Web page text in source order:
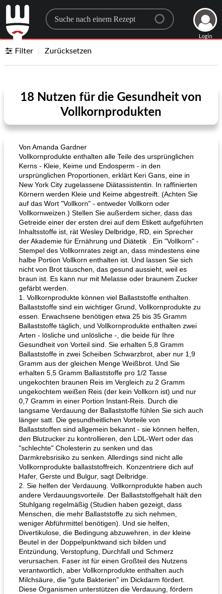
Search for a recipe
Login
Filter Zurücksetzen
18 Nutzen für die Gesundheit von
Vollkornprodukten
Von Amanda Gardner
Vollkornprodukte enthalten alle Teile des ursprünglichen
Kerns - Kleie, Keime und Endosperm - in den
ursprünglichen Proportionen, erklärt Keri Gans, eine in
New York City zugelassene Diätassistentin. In raffinierten
Körnern werden Kleie und Keime abgestreift. (Achten Sie
auf das Wort "Vollkorn" - entweder Vollkorn oder
Vollkornweizen.) Stellen Sie außerdem sicher, dass das
Getreide einer der ersten drei auf dem Etikett aufgeführten
Inhaltsstoffe ist, rät Wesley Delbridge, RD, ein Sprecher
der Akademie für Ernährung und Diätetik . Ein "Vollkorn" -
Stempel des Vollkornrates zeigt an, dass mindestens eine
halbe Portion Vollkorn enthalten ist. Und lassen Sie sich
nicht von Brot täuschen, das gesund aussieht, weil es
braun ist. Es kann nur mit Melasse oder braunem Zucker
gefärbt werden.
1. Vollkornprodukte können viel Ballaststoffe enthalten.
Ballaststoffe sind ein wichtiger Grund, Vollkornprodukte zu
essen. Erwachsene benötigen etwa 25 bis 35 Gramm
Ballaststoffe täglich, und Vollkornprodukte enthalten zwei
Arten - lösliche und unlösliche -, die beide für Ihre
Gesundheit von Vorteil sind. Sie erhalten 5,8 Gramm
Ballaststoffe in zwei Scheiben Schwarzbrot, aber nur 1,9
Gramm aus der gleichen Menge Weißbrot. Und Sie
erhalten 5,5 Gramm Ballaststoffe pro 1/2 Tasse
ungekochten braunen Reis im Vergleich zu 2 Gramm
ungekochtem weißen Reis (der kein Vollkorn ist) und nur
0,7 Gramm in einer Portion Instant-Reis. Durch die
langsame Verdauung der Ballaststoffe fühlen Sie sich auch
länger satt. Die gesundheitlichen Vorteile von
Ballaststoffen sind allgemein bekannt - sie können helfen,
den Blutzucker zu kontrollieren, den LDL-Wert oder das
"schlechte" Cholesterin zu senken und das
Darmkrebsrisiko zu senken. Allerdings sind nicht alle
Vollkornprodukte ballaststoffreich. Konzentriere dich auf
Hafer, Gerste und Bulgur, sagt Delbridge.
2. Sie helfen der Verdauung. Vollkornprodukte haben auch
andere Verdauungsvorteile. Der Ballaststoffgehalt hält den
Stuhlgang regelmäßig (Studien haben gezeigt, dass
Menschen, die mehr Ballaststoffe zu sich nehmen,
weniger Abführmittel benötigen). Und sie helfen,
Divertikulose, die Bedingung abzuwehren, in der kleine
Beutel in der Doppelpunktwand sich bilden und
Entzündung, Verstopfung, Durchfall und Schmerz
verursachen. Faser ist für einen Großteil des Nutzens
verantwortlich, aber Vollkornprodukte enthalten auch
Milchsäure, die "gute Bakterien" im Dickdarm fördert.
Diese Organismen unterstützen die Verdauung, fördern